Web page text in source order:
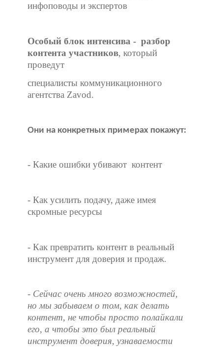
инфоповоды и экспертов
Особый блок интенсива - разбор
контента участников, который
проведут
специалисты коммуникационного
агентства Zavod.
Они на конкретных примерах покажут:
- Какие ошибки убивают контент
- Как усилить подачу, даже имея
скромные ресурсы
- Как превратить контент в реальный
инструмент для доверия и продаж.
- Сейчас очень много возможностей,
но мы забываем о том, как делать
контент, не чтобы просто полайкали
его, а чтобы это был реальный
инструмент доверия, узнаваемости